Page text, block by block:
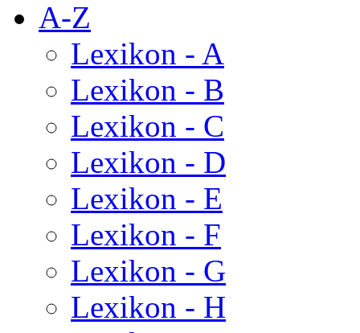
A-Z
Lexikon - A
Lexikon - B
Lexikon - C
Lexikon - D
Lexikon - E
Lexikon - F
Lexikon - G
Lexikon - H